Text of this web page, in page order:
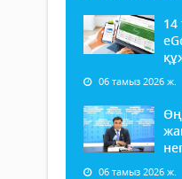
14
06 тамыз 2026 ж.
06 тамыз 2026 ж.